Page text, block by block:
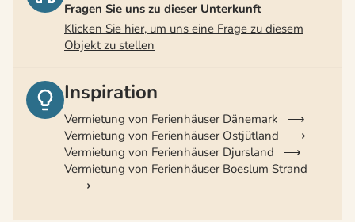
Fragen Sie uns zu dieser Unterkunft
Klicken Sie hier, um uns eine Frage zu diesem
Objekt zu stellen
Inspiration
Vermietung von Ferienhäuser Dänemark
Vermietung von Ferienhäuser Ostjütland
Vermietung von Ferienhäuser Djursland
Vermietung von Ferienhäuser Boeslum Strand